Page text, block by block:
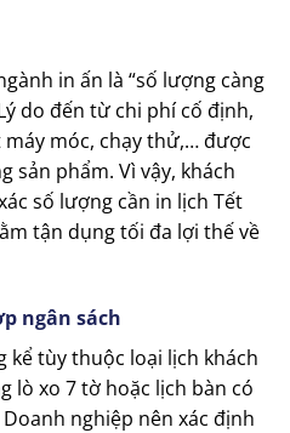
in ấn là “số lượng càng
do đến từ chi phí cố định,
móc, chạy thử,… được
sản phẩm. Vì vậy, khách
số lượng cần in lịch Tết
tận dụng tối đa lợi thế về
ngân sách
kể tùy thuộc loại lịch khách
lò xo 7 tờ hoặc lịch bàn có
nghiệp nên xác định